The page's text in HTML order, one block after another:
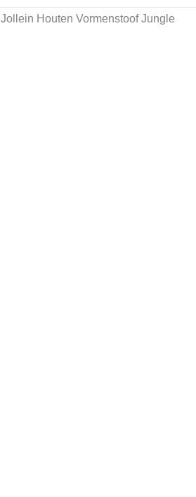
Jollein Houten Vormenstoof Jungle